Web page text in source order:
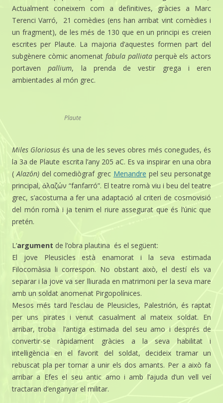
Actualment coneixem com a definitives, gràcies a Marc
Terenci Varró, 21 comèdies (ens han arribat vint comèdies i
un fragment), de les més de 130 que en un principi es creien
escrites per Plaute. La majoria d’aquestes formen part del
subgènere còmic anomenatfabula palliata perquè els actors
portaven pallium, la prenda de vestir grega i eren
ambientades al món grec.
Plaute
Miles Gloriosus és una de les seves obres més conegudes, és
la 3a de Plaute escrita l’any 205 aC. Es va inspirar en una obra
(Alazôn) del comediògraf grec Menandre pel seu personatge
principal, ἀλαζών “fanfarró”. El teatre romà viu i beu del teatre
grec, s’acostuma a fer una adaptació al criteri de cosmovisió
del món romà i ja tenim el riure assegurat que és l’únic que
pretén.
L’argument de l’obra plautina és el següent:
El jove Pleusicles està enamorat i la seva estimada
Filocomàsia li correspon. No obstant això, el destí els va
separar i la jove va ser lliurada en matrimoni per la seva mare
amb un soldat anomenat Pirgopolínices.
Mesos més tard l’esclau de Pleusicles, Palestrión, és raptat
per uns pirates i venut casualment al mateix soldat. En
arribar, troba l’antiga estimada del seu amo i després de
convertir-se ràpidament gràcies a la seva habilitat i
intel·ligència en el favorit del soldat, decideix tramar un
rebuscat pla per tornar a unir els dos amants. Per a això fa
arribar a Efes el seu antic amo i amb l’ajuda d’un vell veí
tractaran d’enganyar el militar.